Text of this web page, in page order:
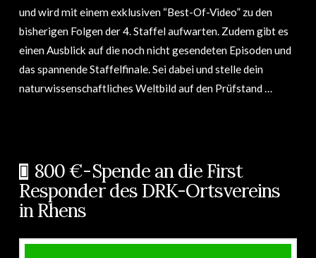
und wird mit einem exklusiven “Best-Of-Video” zu den
bisherigen Folgen der 4. Staffel aufwarten. Zudem gibt es
einen Ausblick auf die noch nicht gesendeten Episoden und
das spannende Staffelfinale. Sei dabei und stelle dein
naturwissenschaftliches Weltbild auf den Prüfstand …
800 €-Spende an die First
Responder des DRK-Ortsvereins
in Rhens